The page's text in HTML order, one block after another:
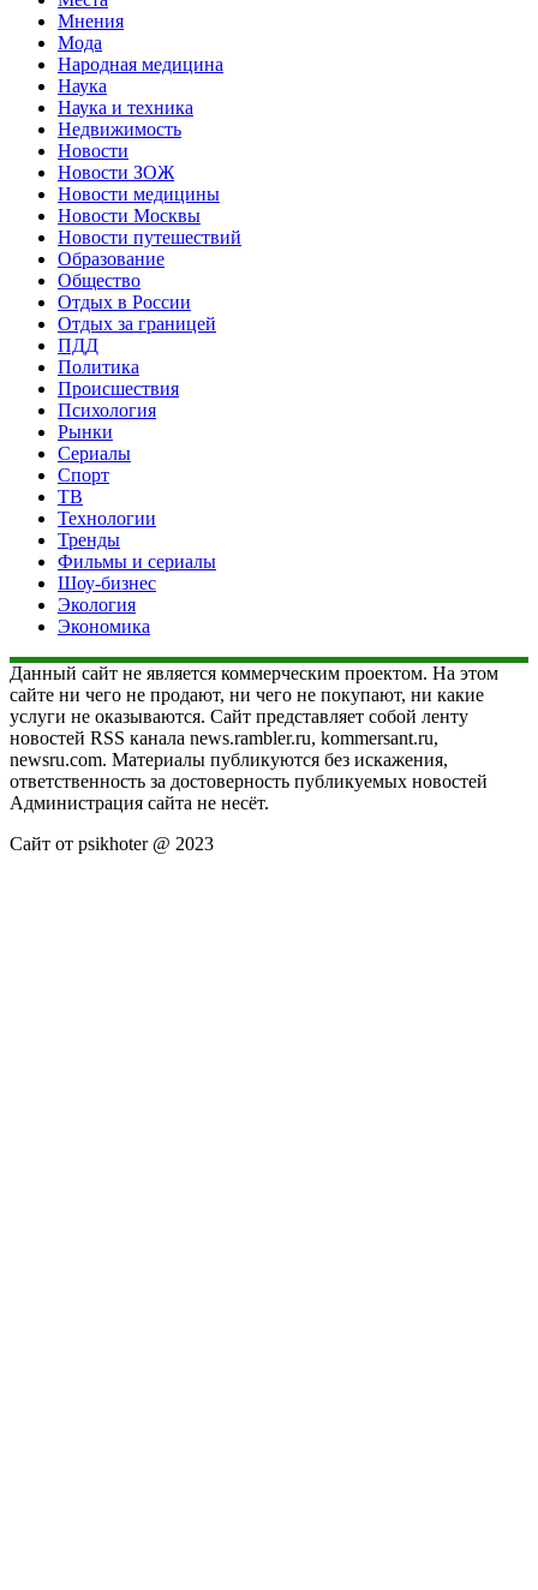
Мнения
Мода
Народная медицина
Наука
Наука и техника
Недвижимость
Новости
Новости ЗОЖ
Новости медицины
Новости Москвы
Новости путешествий
Образование
Общество
Отдых в России
Отдых за границей
ПДД
Политика
Происшествия
Психология
Рынки
Сериалы
Спорт
ТВ
Технологии
Тренды
Фильмы и сериалы
Шоу-бизнес
Экология
Экономика
Данный сайт не является коммерческим проектом. На этом
сайте ни чего не продают, ни чего не покупают, ни какие
услуги не оказываются. Сайт представляет собой ленту
новостей RSS канала news.rambler.ru, kommersant.ru,
newsru.com. Материалы публикуются без искажения,
ответственность за достоверность публикуемых новостей
Администрация сайта не несёт.
Сайт от psikhoter @ 2023